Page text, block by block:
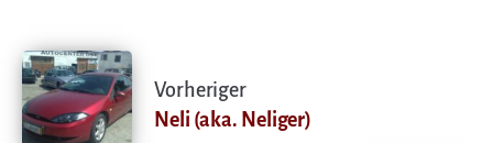
Vorheriger
Neli (aka. Neliger)